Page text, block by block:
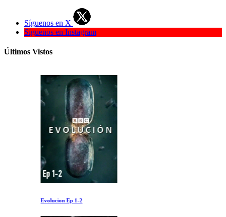
Síguenos en X
Síguenos en Instagram
Últimos Vistos
Evolucion Ep 1-2